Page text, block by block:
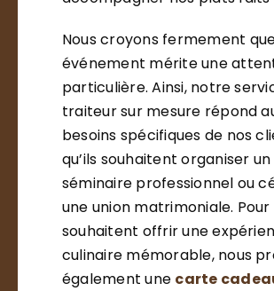
Nous croyons fermement
événement mérite une
particulière. Ainsi, notre
traiteur sur mesure répond
besoins spécifiques de nos
qu’ils souhaitent organiser un
séminaire professionnel ou
une union matrimoniale. Pour
souhaitent offrir une
culinaire mémorable, nous
également une carte